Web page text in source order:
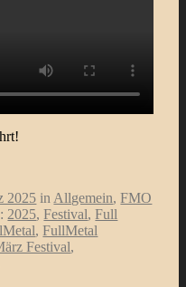
2025 in Allgemein,FMO
2025,Festival,Full
,FullMetal
Festival,